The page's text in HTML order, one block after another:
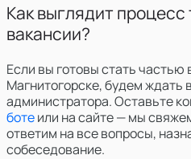
Как выглядит
вакансии?
Если вы готовы стать частью
Магнитогорске,будем ждать
администратора. Оставьте
ботеили на сайте — мы
ответим на все вопросы,
собеседование.